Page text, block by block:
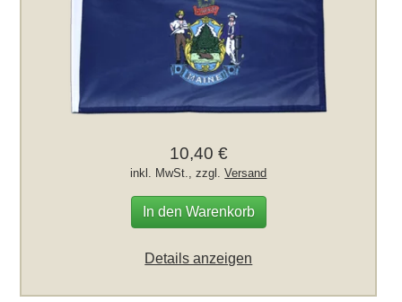
10,40 €
inkl. MwSt., zzgl.Versand
In den Warenkorb
Details anzeigen